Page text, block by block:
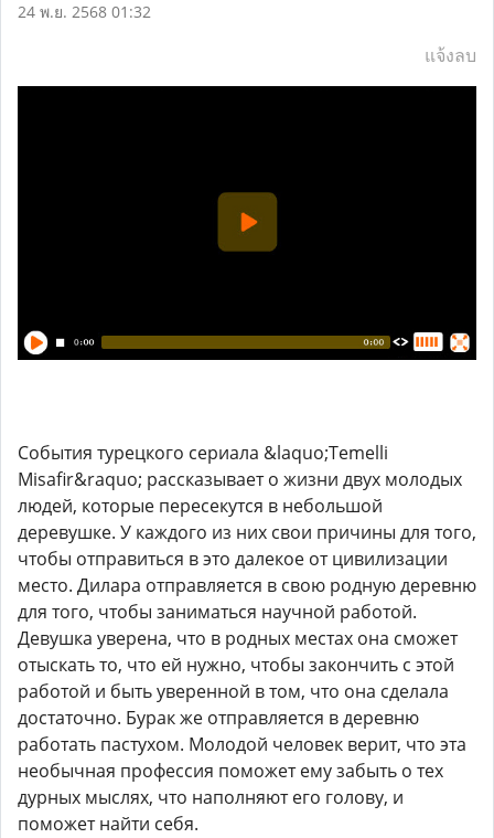
24 พ.ย. 2568 01:32
แจ้งลบ
События турецкого сериала &laquo;Temelli
Misafir&raquo; рассказывает о жизни двух молодых
людей, которые пересекутся в небольшой
деревушке. У каждого из них свои причины для того,
чтобы отправиться в это далекое от цивилизации
место. Дилара отправляется в свою родную деревню
для того, чтобы заниматься научной работой.
Девушка уверена, что в родных местах она сможет
отыскать то, что ей нужно, чтобы закончить с этой
работой и быть уверенной в том, что она сделала
достаточно. Бурак же отправляется в деревню
работать пастухом. Молодой человек верит, что эта
необычная профессия поможет ему забыть о тех
дурных мыслях, что наполняют его голову, и
поможет найти себя.